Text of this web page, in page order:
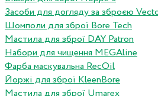
Засоби для догляду за зброєю
Шомполи для зброї Bore Tech
Мастила для зброї DAY Patron
Набори для чищення MEGAline
Фарба маскувальна RecOil
Йоржі для зброї KleenBore